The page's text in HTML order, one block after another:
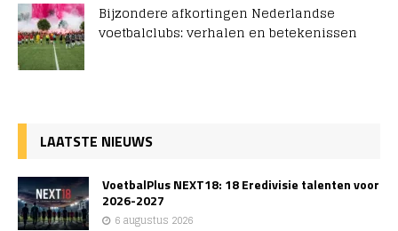
Bijzondere afkortingen Nederlandse
voetbalclubs: verhalen en betekenissen
LAATSTE NIEUWS
VoetbalPlus NEXT18: 18 Eredivisie talenten voor
2026-2027
6 augustus 2026